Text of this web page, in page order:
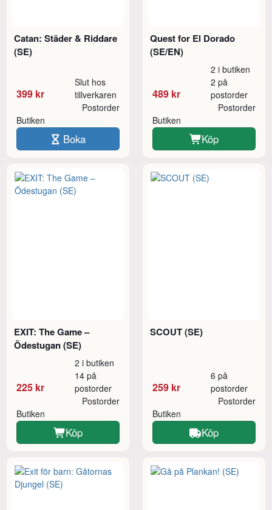
Catan: Städer & Riddare
(SE)
399 kr
Slut hos
tillverkaren
Butiken
Postorder
Boka
Quest for El Dorado
(SE/EN)
489 kr
2 i butiken
2 på
postorder
Butiken
Postorder
Köp
EXIT: The Game –
Ödestugan (SE)
225 kr
2 i butiken
14 på
postorder
Butiken
Postorder
Köp
SCOUT (SE)
259 kr
6 på
postorder
Butiken
Postorder
Köp